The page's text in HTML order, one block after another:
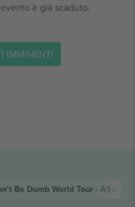
è già scaduto.
IMMINENTI
Be Dumb World Tour - A$AP